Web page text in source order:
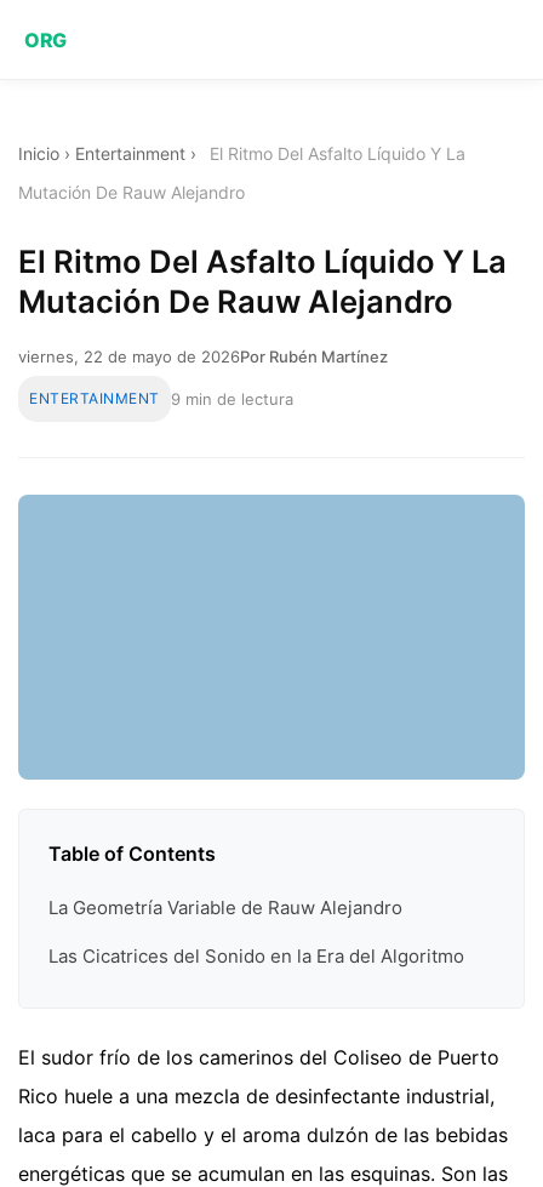
ORG
Inicio › Entertainment ›
El Ritmo Del Asfalto Líquido Y La
Mutación De Rauw Alejandro
El Ritmo Del Asfalto Líquido Y La
Mutación De Rauw Alejandro
viernes, 22 de mayo de 2026Por Rubén Martínez
ENTERTAINMENT 9 min de lectura
Table of Contents
La Geometría Variable de Rauw Alejandro
Las Cicatrices del Sonido en la Era del Algoritmo
El sudor frío de los camerinos del Coliseo de Puerto
Rico huele a una mezcla de desinfectante industrial,
laca para el cabello y el aroma dulzón de las bebidas
energéticas que se acumulan en las esquinas. Son las